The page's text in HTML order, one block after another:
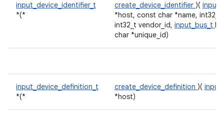
input_device_identifier_t
*(*
create_device_identifier )(
*host, const char *name,
int32_t vendor_id, input_bus_t
char *unique_id)
input_device_definition_t
*(*
create_device_definition )(
*host)